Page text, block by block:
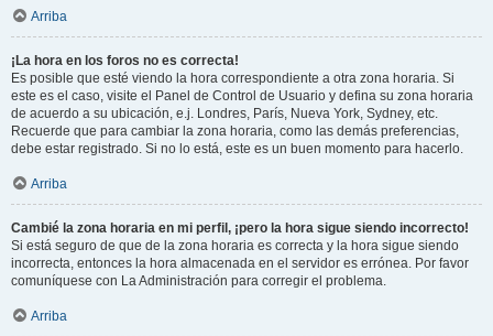
Arriba
¡La hora en los foros no es correcta!
Es posible que esté viendo la hora correspondiente a otra zona horaria. Si
este es el caso, visite el Panel de Control de Usuario y defina su zona horaria
de acuerdo a su ubicación, e.j. Londres, París, Nueva York, Sydney, etc.
Recuerde que para cambiar la zona horaria, como las demás preferencias,
debe estar registrado. Si no lo está, este es un buen momento para hacerlo.
Arriba
Cambié la zona horaria en mi perfil, ¡pero la hora sigue siendo incorrecto!
Si está seguro de que de la zona horaria es correcta y la hora sigue siendo
incorrecta, entonces la hora almacenada en el servidor es errónea. Por favor
comuníquese con La Administración para corregir el problema.
Arriba